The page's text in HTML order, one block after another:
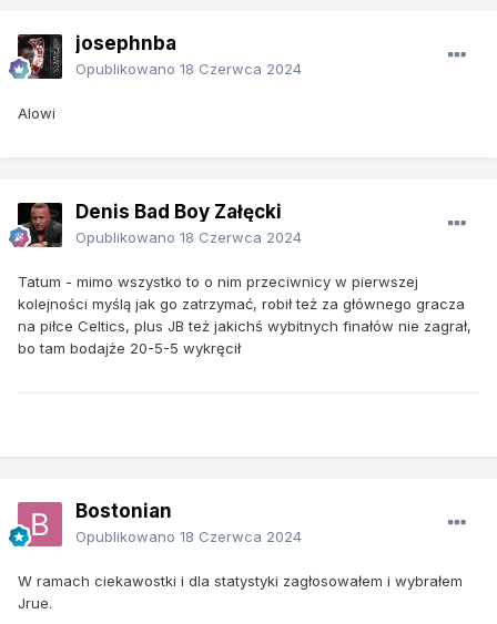
josephnba
Opublikowano 18 Czerwca 2024
Alowi
Denis Bad Boy Załęcki
Opublikowano 18 Czerwca 2024
Tatum - mimo wszystko to o nim przeciwnicy w pierwszej
kolejności myślą jak go zatrzymać, robił też za głównego gracza
na piłce Celtics, plus JB też jakichś wybitnych finałów nie zagrał,
bo tam bodajże 20-5-5 wykręcił
Bostonian
Opublikowano 18 Czerwca 2024
W ramach ciekawostki i dla statystyki zagłosowałem i wybrałem
Jrue.